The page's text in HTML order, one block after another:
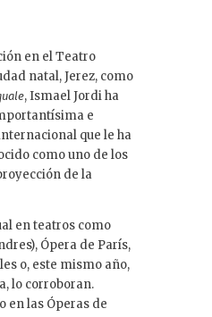
en el Teatro
natal, Jerez, como
, Ismael Jordi ha
e
que le ha
como uno de los
de la
en teatros como
Ópera de París,
o, este mismo año,
lo corroboran.
en las Óperas de